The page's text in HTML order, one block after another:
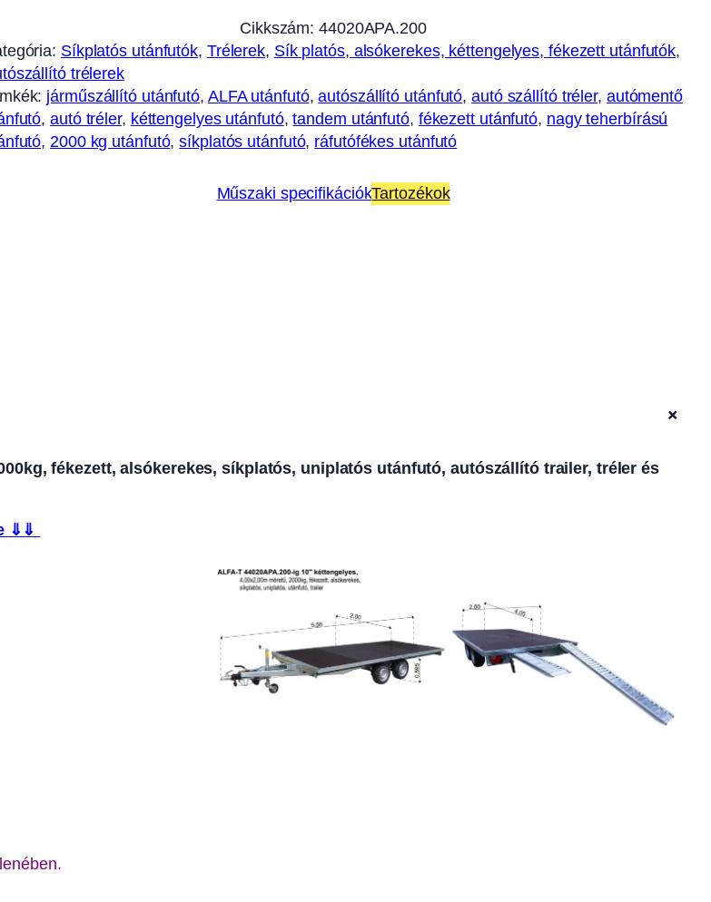
Cikkszám: 44020APA.200
Síkplatós utánfutók, Trélerek, Sík platós, alsókerekes, kéttengelyes, fékezett utánfutók
trélerek
járműszállító utánfutó, ALFA utánfutó, autószállító utánfutó, autó szállító tréler, autómentő
, autó tréler, kéttengelyes utánfutó, tandem utánfutó, fékezett utánfutó, nagy teherbírású
, 2000 kg utánfutó, síkplatós utánfutó, ráfutófékes utánfutó
Műszaki specifikációkTartozékok
+
fékezett, alsókerekes, síkplatós, uniplatós utánfutó, autószállító trailer, tréler és
⇓⇓